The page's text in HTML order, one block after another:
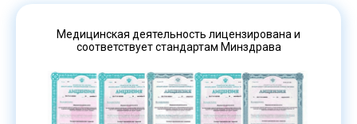
Медицинская деятельность лицензирована и
соответствует стандартам Минздрава